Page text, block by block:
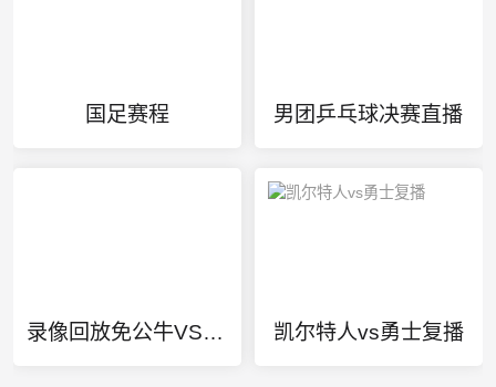
国足赛程 男团乒乓球决赛直播
录像回放免公牛VS热火 凯尔特人vs勇士复播